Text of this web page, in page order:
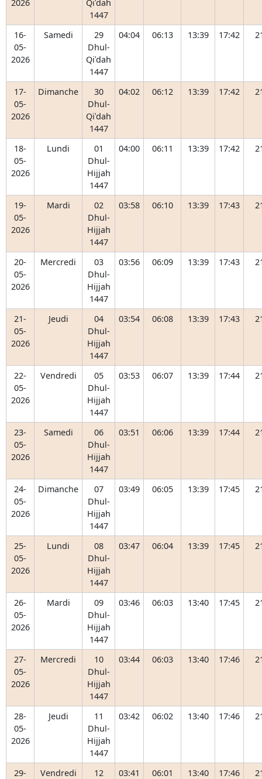
2026
Qiʿdah
1447
16-
05-
2026
Samedi
29
Dhul-
Qiʿdah
1447
04:04 06:13 13:39 17:42
17-
05-
2026
Dimanche
30
Dhul-
Qiʿdah
1447
04:02 06:12 13:39 17:42
18-
05-
2026
Lundi
01
Dhul-
Hijjah
1447
04:00 06:11 13:39 17:42
19-
05-
2026
Mardi
02
Dhul-
Hijjah
1447
03:58 06:10 13:39 17:43
20-
05-
2026
Mercredi
03
Dhul-
Hijjah
1447
03:56 06:09 13:39 17:43
21-
05-
2026
Jeudi
04
Dhul-
Hijjah
1447
03:54 06:08 13:39 17:43
22-
05-
2026
Vendredi
05
Dhul-
Hijjah
1447
03:53 06:07 13:39 17:44
23-
05-
2026
Samedi
06
Dhul-
Hijjah
1447
03:51 06:06 13:39 17:44
24-
05-
2026
Dimanche
07
Dhul-
Hijjah
1447
03:49 06:05 13:39 17:45
25-
05-
2026
Lundi
08
Dhul-
Hijjah
1447
03:47 06:04 13:39 17:45
26-
05-
2026
Mardi
09
Dhul-
Hijjah
1447
03:46 06:03 13:40 17:45
27-
05-
2026
Mercredi
10
Dhul-
Hijjah
1447
03:44 06:03 13:40 17:46
28-
05-
2026
Jeudi
11
Dhul-
Hijjah
1447
03:42 06:02 13:40 17:46
29-
Vendredi
12
03:41 06:01 13:40 17:46